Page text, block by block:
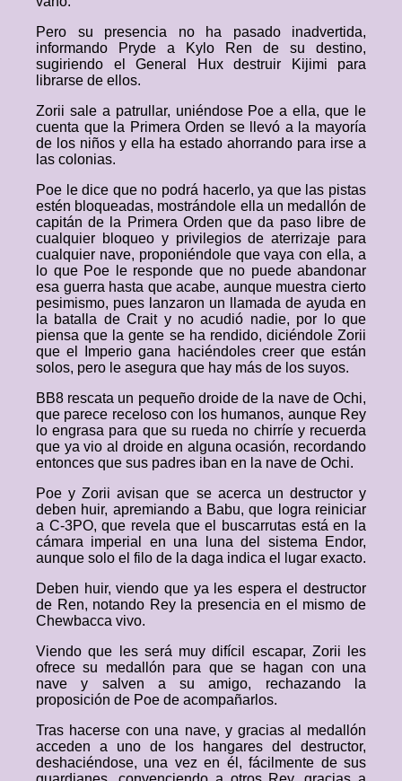
Pero su presencia no ha pasado inadvertida,
informando Pryde a Kylo Ren de su destino,
sugiriendo el General Hux destruir Kijimi para
librarse de ellos.
Zorii sale a patrullar, uniéndose Poe a ella, que le
cuenta que la Primera Orden se llevó a la mayoría
de los niños y ella ha estado ahorrando para irse a
las colonias.
Poe le dice que no podrá hacerlo, ya que las pistas
estén bloqueadas, mostrándole ella un medallón de
capitán de la Primera Orden que da paso libre de
cualquier bloqueo y privilegios de aterrizaje para
cualquier nave, proponiéndole que vaya con ella, a
lo que Poe le responde que no puede abandonar
esa guerra hasta que acabe, aunque muestra cierto
pesimismo, pues lanzaron un llamada de ayuda en
la batalla de Crait y no acudió nadie, por lo que
piensa que la gente se ha rendido, diciéndole Zorii
que el Imperio gana haciéndoles creer que están
solos, pero le asegura que hay más de los suyos.
BB8 rescata un pequeño droide de la nave de Ochi,
que parece receloso con los humanos, aunque Rey
lo engrasa para que su rueda no chirríe y recuerda
que ya vio al droide en alguna ocasión, recordando
entonces que sus padres iban en la nave de Ochi.
Poe y Zorii avisan que se acerca un destructor y
deben huir, apremiando a Babu, que logra reiniciar
a C-3PO, que revela que el buscarrutas está en la
cámara imperial en una luna del sistema Endor,
aunque solo el filo de la daga indica el lugar exacto.
Deben huir, viendo que ya les espera el destructor
de Ren, notando Rey la presencia en el mismo de
Chewbacca vivo.
Viendo que les será muy difícil escapar, Zorii les
ofrece su medallón para que se hagan con una
nave y salven a su amigo, rechazando la
proposición de Poe de acompañarlos.
Tras hacerse con una nave, y gracias al medallón
acceden a uno de los hangares del destructor,
deshaciéndose, una vez en él, fácilmente de sus